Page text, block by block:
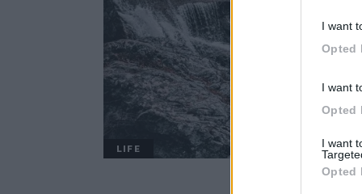
I want
Opted
I want
Opted
I want
Opted
LIFE